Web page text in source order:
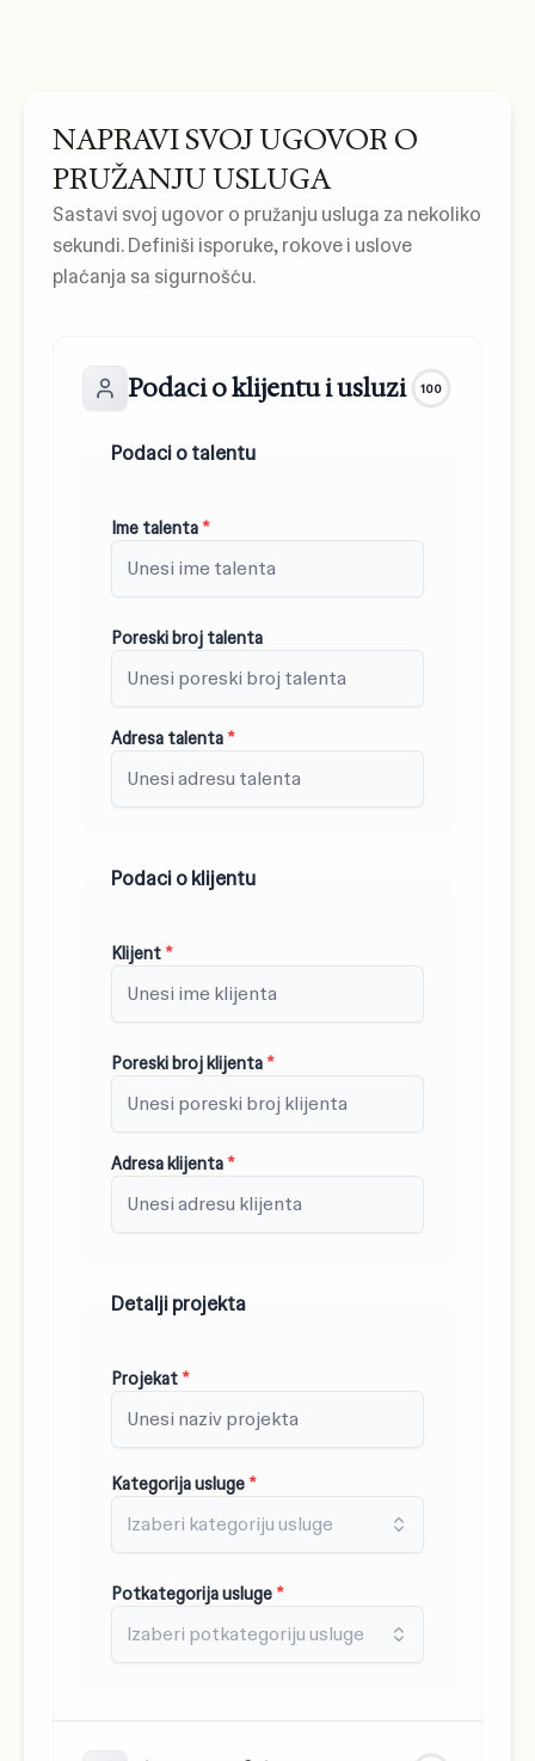
NAPRAVI SVOJ UGOVOR O
PRUŽANJU USLUGA
Sastavi svoj ugovor o pružanju usluga za nekoliko
sekundi. Definiši isporuke, rokove i uslove
plaćanja sa sigurnošću.
Podaci o klijentu i usluzi 100
Podaci o talentu
Ime talenta *
Poreski broj talenta
Adresa talenta *
Podaci o klijentu
Klijent *
Poreski broj klijenta *
Adresa klijenta *
Detalji projekta
Projekat *
Kategorija usluge *
Izaberi kategoriju usluge
Potkategorija usluge *
Izaberi potkategoriju usluge